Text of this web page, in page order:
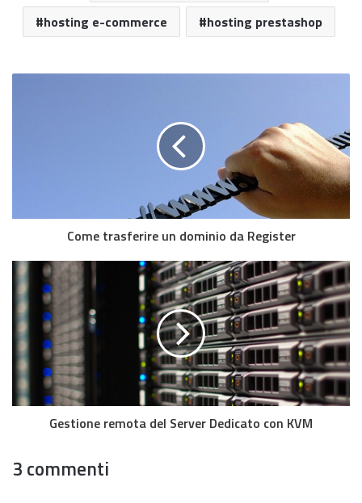
hosting e-commerce
hosting prestashop
Come trasferire un dominio da Register
Gestione remota del Server Dedicato con KVM
3 commenti